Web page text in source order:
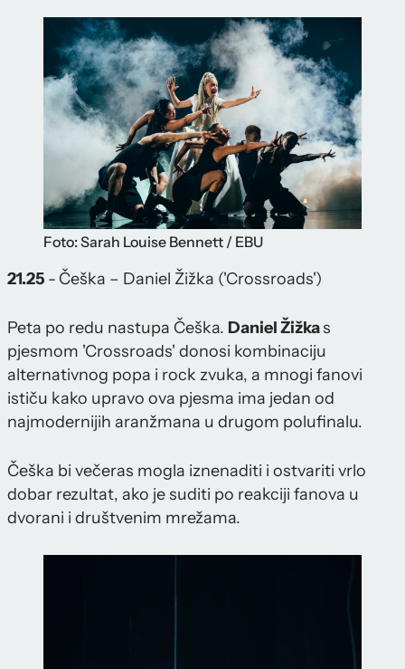
Foto: Sarah Louise Bennett / EBU
21.25 - Češka – Daniel Žižka ('Crossroads')
Peta po redu nastupa Češka. Daniel Žižkas
pjesmom 'Crossroads' donosi kombinaciju
alternativnog popa i rock zvuka, a mnogi fanovi
ističu kako upravo ova pjesma ima jedan od
najmodernijih aranžmana u drugom polufinalu.
Češka bi večeras mogla iznenaditi i ostvariti vrlo
dobar rezultat, ako je suditi po reakciji fanova u
dvorani i društvenim mrežama.